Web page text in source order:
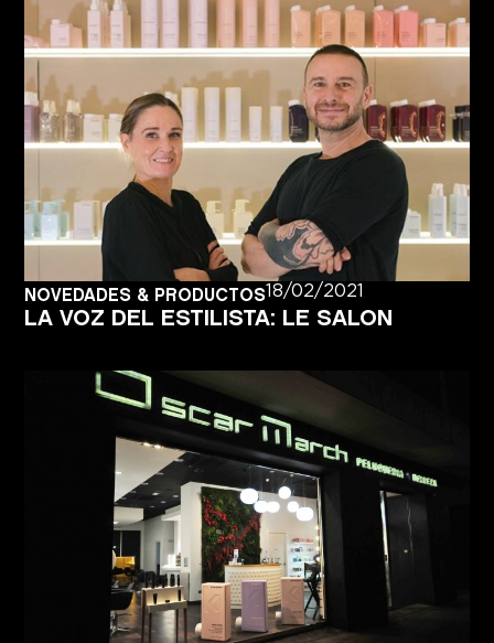
NOVEDADES & PRODUCTOS18/02/2021
LA VOZ DEL ESTILISTA: LE SALON